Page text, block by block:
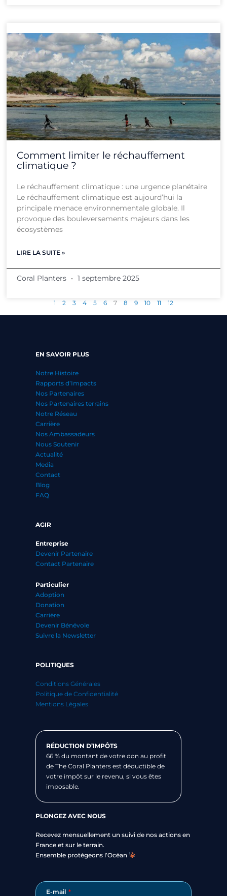
Comment limiter le réchauffement
climatique ?
Le réchauffement climatique : une urgence planétaire
Le réchauffement climatique est aujourd’hui la
principale menace environnementale globale. Il
provoque des bouleversements majeurs dans les
écosystèmes
LIRE LA SUITE »
Coral Planters 1 septembre 2025
1 2 3 4 5 6 7 8 9 10 11 12
EN SAVOIR PLUS
Notre Histoire
Rapports d’Impacts
Nos Partenaires
Nos Partenaires terrains
Notre Réseau
Carrière
Nos Ambassadeurs
Nous Soutenir
Actualité
Media
Contact
Blog
FAQ
AGIR
Entreprise
Devenir Partenaire
Contact Partenaire
Particulier
Adoption
Donation
Carrière
Devenir Bénévole
Suivre la Newsletter
POLITIQUES
Conditions Générales
Politique de Confidentialité
Mentions Légales
RÉDUCTION D’IMPÔTS
66 % du montant de votre don au profit
de The Coral Planters est déductible de
votre impôt sur le revenu, si vous êtes
imposable.
PLONGEZ AVEC NOUS
Recevez mensuellement un suivi de nos actions en
France et sur le terrain.
Ensemble protégeons l’Océan
E-mail